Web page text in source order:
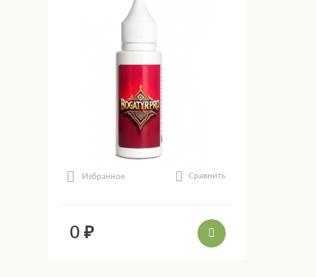
Избранное Сравнить
0 ₽